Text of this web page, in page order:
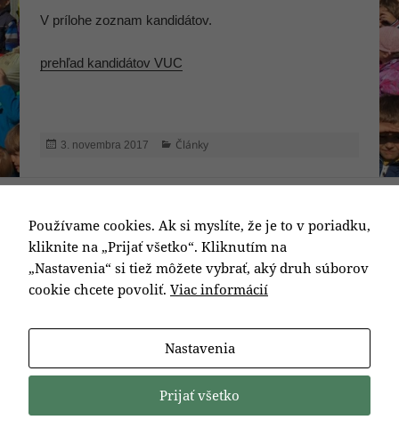
V prílohe zoznam kandidátov.
prehľad kandidátov VUC
Publikované
3. novembra 2017 Kategórie
Články
Navigácia
článku
Predchádzajúci
článok:
Október – „Mesiac úcty k starším“
ĎALEJ
Ďalší
Oznam SPP-distribúcia, a.s.
Používame cookies. Ak si myslíte, že je to v poriadku,
kliknite na „Prijať všetko“. Kliknutím na
„Nastavenia“ si tiež môžete vybrať, aký druh súborov
cookie chcete povoliť. Viac informácií
Nastavenia
Prijať všetko